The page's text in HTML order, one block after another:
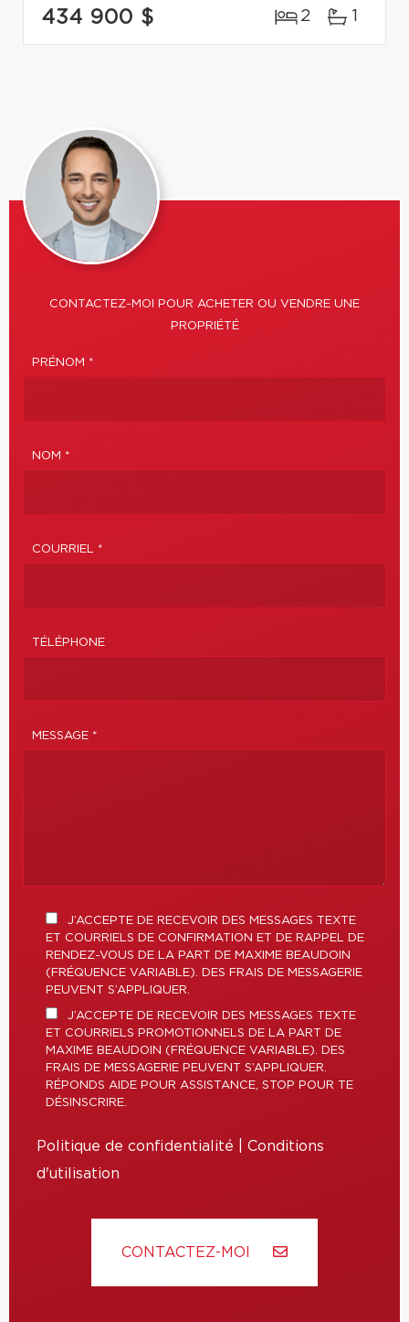
434 900 $ 2 1
CONTACTEZ-MOI POUR ACHETER OU VENDRE UNE
PROPRIÉTÉ
PRÉNOM *
NOM *
COURRIEL *
TÉLÉPHONE
MESSAGE *
J’ACCEPTE DE RECEVOIR DES MESSAGES TEXTE
ET COURRIELS DE CONFIRMATION ET DE RAPPEL DE
RENDEZ-VOUS DE LA PART DE MAXIME BEAUDOIN
(FRÉQUENCE VARIABLE). DES FRAIS DE MESSAGERIE
PEUVENT S’APPLIQUER.
J’ACCEPTE DE RECEVOIR DES MESSAGES TEXTE
ET COURRIELS PROMOTIONNELS DE LA PART DE
MAXIME BEAUDOIN (FRÉQUENCE VARIABLE). DES
FRAIS DE MESSAGERIE PEUVENT S’APPLIQUER.
RÉPONDS AIDE POUR ASSISTANCE, STOP POUR TE
DÉSINSCRIRE.
Politique de confidentialité
Conditions
d'utilisation
CONTACTEZ-MOI